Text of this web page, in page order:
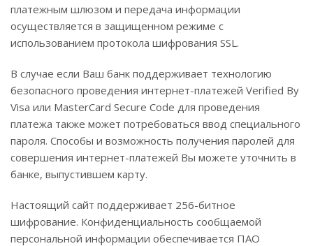
платежным шлюзом и передача информации
осуществляется в защищенном режиме с
использованием протокола шифрования SSL.
В случае если Ваш банк поддерживает технологию
безопасного проведения интернет-платежей Verified By
Visa или MasterCard Secure Code для проведения
платежа также может потребоваться ввод специального
пароля. Способы и возможность получения паролей для
совершения интернет-платежей Вы можете уточнить в
банке, выпустившем карту.
Настоящий сайт поддерживает 256-битное
шифрование. Конфиденциальность сообщаемой
персональной информации обеспечивается ПАО